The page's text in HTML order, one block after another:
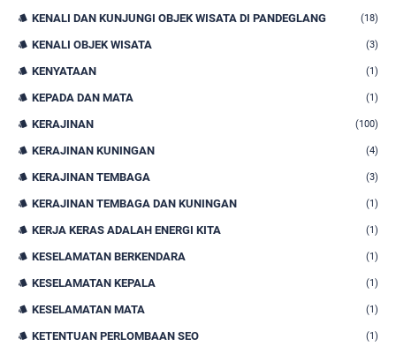
KENALI DAN KUNJUNGI OBJEK WISATA DI PANDEGLANG (18)
KENALI OBJEK WISATA (3)
KENYATAAN (1)
KEPADA DAN MATA (1)
KERAJINAN (100)
KERAJINAN KUNINGAN (4)
KERAJINAN TEMBAGA (3)
KERAJINAN TEMBAGA DAN KUNINGAN (1)
KERJA KERAS ADALAH ENERGI KITA (1)
KESELAMATAN BERKENDARA (1)
KESELAMATAN KEPALA (1)
KESELAMATAN MATA (1)
KETENTUAN PERLOMBAAN SEO (1)